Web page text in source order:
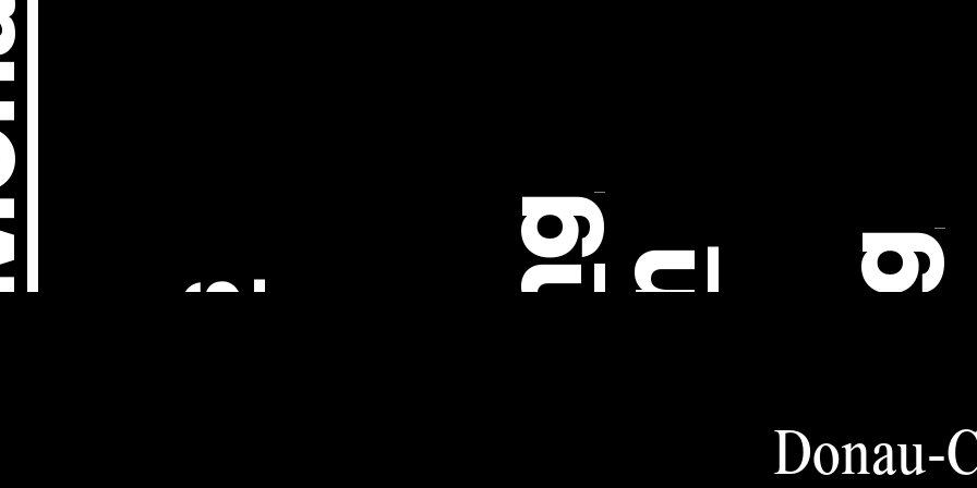
Donau-